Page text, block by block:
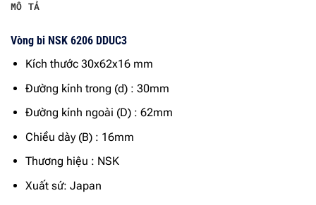
MÔ TẢ
Vòng bi NSK 6206 DDUC3
Kích thước 30x62x16 mm
Đường kính trong (d) : 30mm
Đường kính ngoài (D) : 62mm
Chiều dày (B) : 16mm
Thương hiệu : NSK
Xuất sứ: Japan